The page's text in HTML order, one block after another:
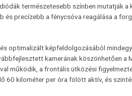
természetesebb színben mutatják a
és precízebb a fénycsóva reagálása a
optimalizált képfeldolgozásából
kamerának köszönhetően a
működik, a frontális ütközési
60 kilométer per óra fölött aktív, és